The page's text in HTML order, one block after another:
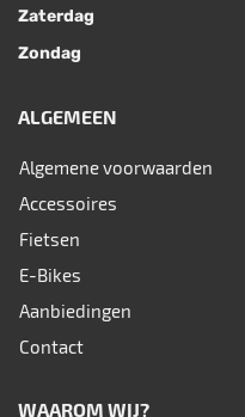
Zaterdag
Zondag
ALGEMEEN
Algemene voorwaarden
Accessoires
Fietsen
E-Bikes
Aanbiedingen
Contact
WAAROM WIJ?